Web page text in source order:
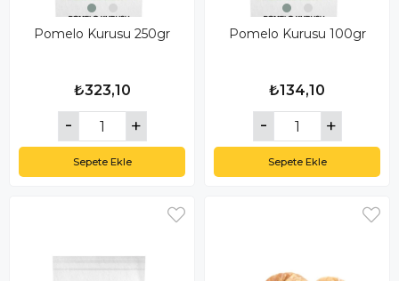
Pomelo Kurusu 250gr
₺323,10
Sepete Ekle
Pomelo Kurusu 100gr
₺134,10
Sepete Ekle